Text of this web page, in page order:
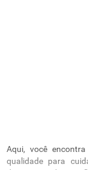
Aqui, você
qualidade para